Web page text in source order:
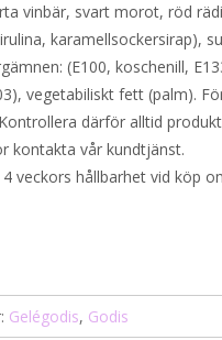
vinbär, svart morot, röd
karamellsockersirap),
(E100, koschenill,
vegetabiliskt fett (palm).
därför alltid
kontakta vår kundtjänst.
veckors hållbarhet vid köp
Gelégodis, Godis